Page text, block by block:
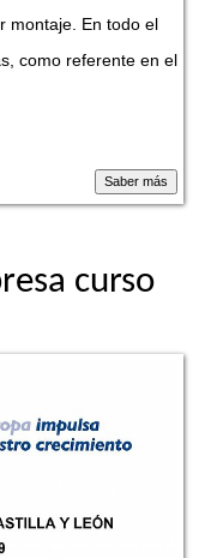
montaje. En todo el
como referente en el
curso